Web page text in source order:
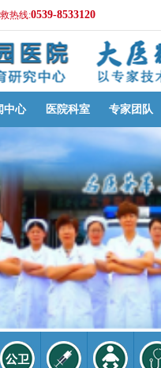
热线:0539-8533120
中心 医院科室 专家团队